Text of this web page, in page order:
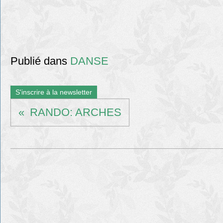
Publié dans DANSE
S'inscrire à la newsletter
RANDO: ARCHES